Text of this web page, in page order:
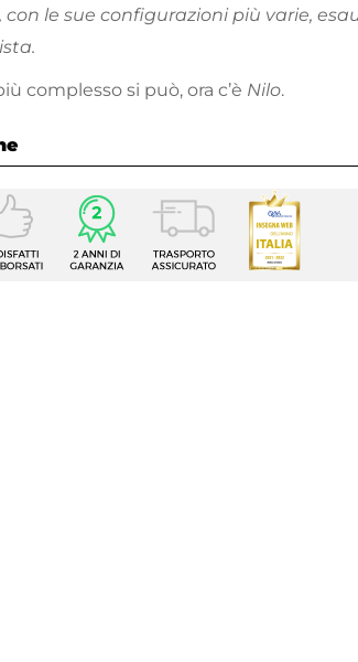
con le sue configurazioni più varie,
complesso si può, ora c’è Nilo.
195 cm